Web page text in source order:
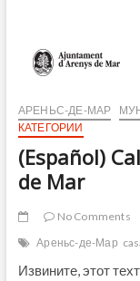
АРЕНЬС-ДЕ-МАР
КАТЕГОРИИ
(Español)
de Mar
No Comments
Ареньс-де-Мар
Извините, этот